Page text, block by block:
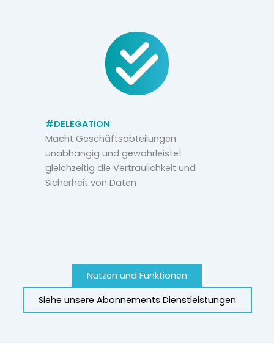
#DELEGATION
Macht Geschäftsabteilungen
unabhängig und gewährleistet
gleichzeitig die Vertraulichkeit und
Sicherheit von Daten
Nutzen und Funktionen
Siehe unsere Abonnements Dienstleistungen